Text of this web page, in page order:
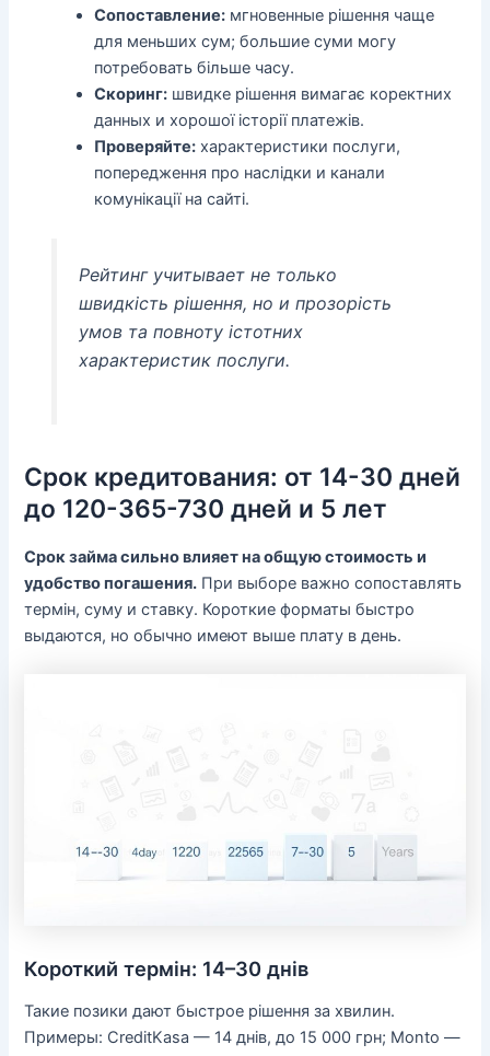
Сопоставление: мгновенные рішення чаще
для меньших сум; большие суми могу
потребовать більше часу.
Скоринг: швидке рішення вимагає коректних
данных и хорошої історії платежів.
Проверяйте: характеристики послуги,
попередження про наслідки и канали
комунікації на сайті.
Рейтинг учитывает не только
швидкість рішення, но и прозорість
умов та повноту істотних
характеристик послуги.
Срок кредитования: от 14-30 дней
до 120-365-730 дней и 5 лет
Срок займа сильно влияет на общую стоимость и
удобство погашения. При выборе важно сопоставлять
термін, суму и ставку. Короткие форматы быстро
выдаются, но обычно имеют выше плату в день.
Короткий термін: 14–30 днів
Такие позики дают быстрое рішення за хвилин.
Примеры: CreditKasa — 14 днів, до 15 000 грн; Monto —